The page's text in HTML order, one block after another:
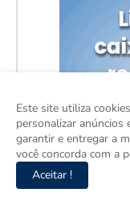
Este site utiliza
personalizar
garantir e entregar a
você concorda com a
Aceitar !